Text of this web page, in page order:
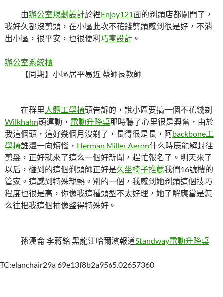
由辦公室規劃設計於裡Enjoy121面的剃頭店都關門了，
我好久都沒剪頭，在小區此次不花錢剪頭感到很是好，不消
出小區，很平安，也很便利巧寓設計 。
辦公室系統櫃
【同期】小區居平易近 蔡師長教師
在群里人體工學椅頭告訴的，說小區要搞一個不花錢剃
Wilkhahn頭運動， 電動升降桌那時聽了心里很是興奮，由於
我這個頭，這好幾個月沒剃了，長得很是長，阿backbone工
學椅誰還一向煩惱， Herman Miller Aeron什么時辰能解封往
剪髮，正好就來了這么一個好新聞，趕忙報名了。明天來了
以后，碰到的這個剃頭師正好是久坐椅子推薦我們16號樓的
管家。這感到特殊親熱。別的一個，我感到她剃頭這個技巧
程度也很是高，你像我這種頭型不太好理，她了解應當是怎
么往把我這個抽像整得特殊好。
孫漢侖 李蔣銘 黑龍江哈爾濱報道Standway電動升降桌
TC:elanchair29a 69e13f8b2a9565.02657360